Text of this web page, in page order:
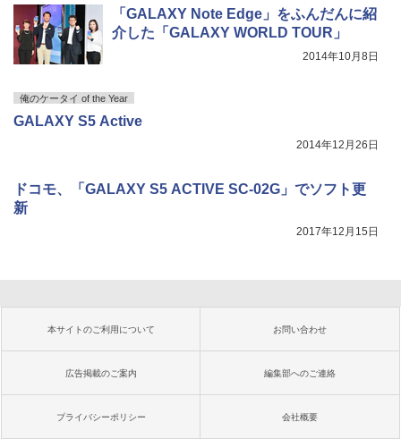
「GALAXY Note Edge」をふんだんに紹
介した「GALAXY WORLD TOUR」
2014年10月8日
俺のケータイ of the Year
GALAXY S5 Active
2014年12月26日
ドコモ、「GALAXY S5 ACTIVE SC-02G」でソフト更
新
2017年12月15日
本サイトのご利用について お問い合わせ
広告掲載のご案内 編集部へのご連絡
プライバシーポリシー 会社概要